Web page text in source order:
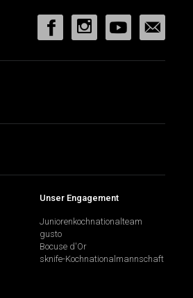
Unser Engagement
Juniorenkochnationalteam
gusto
Bocuse d'Or
sknife-Kochnationalmannschaft